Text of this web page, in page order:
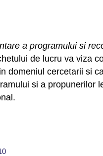
a programului si
de lucru va viza
domeniul cercetarii si
si a propunerilor